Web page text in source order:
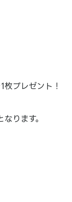
プレゼント！
ります。